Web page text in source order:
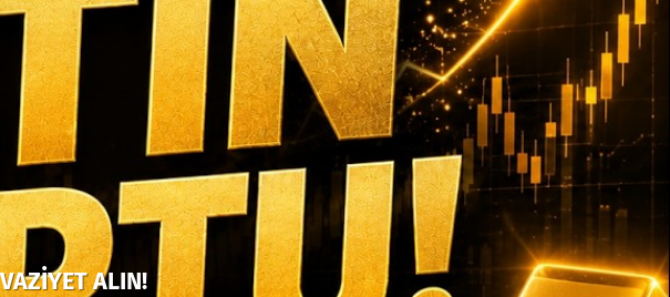
ALIN!